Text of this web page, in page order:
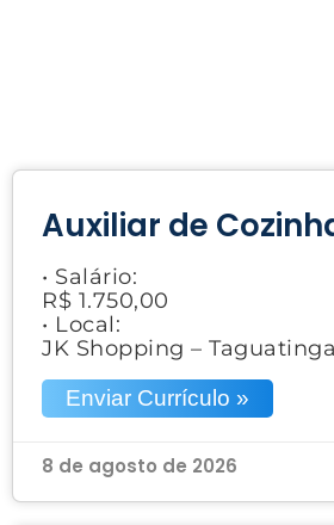
Auxiliar de
• Salário:
R$ 1.750,00
• Local:
JK Shopping –
Enviar Currículo »
8 de agosto de 2026